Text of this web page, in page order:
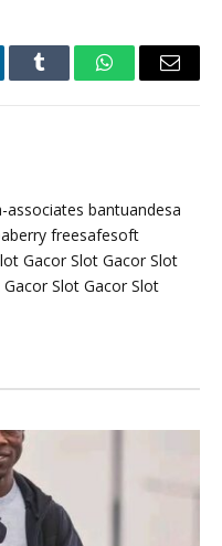
Tumblr WhatsAppEmail
associates bantuandesa
freesafesoft
Gacor Slot Gacor Slot
Gacor Slot Gacor Slot